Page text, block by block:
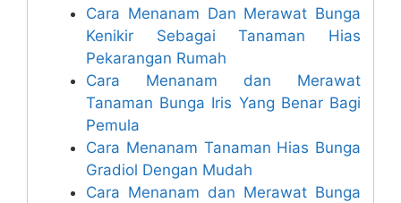
Cara Menanam Dan Merawat Bunga
Kenikir Sebagai Tanaman Hias
Pekarangan Rumah
Cara Menanam dan Merawat
Tanaman Bunga Iris Yang Benar Bagi
Pemula
Cara Menanam Tanaman Hias Bunga
Gradiol Dengan Mudah
Cara Menanam dan Merawat Bunga